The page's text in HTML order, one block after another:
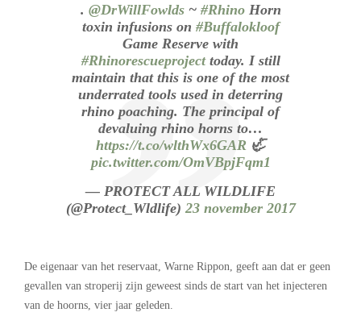
. @DrWillFowlds~ #RhinoHorn
toxin infusions on #Buffalokloof
Game Reserve with
#Rhinorescueprojecttoday. I still
maintain that this is one of the most
underrated tools used in deterring
rhino poaching. The principal of
devaluing rhino horns to…
https://t.co/wlthWx6GAR 🦏
pic.twitter.com/OmVBpjFqm1
— PROTECT ALL WILDLIFE
(@Protect_Wldlife) 23 november 2017
De eigenaar van het reservaat, Warne Rippon, geeft aan dat er geen
gevallen van stroperij zijn geweest sinds de start van het injecteren
van de hoorns, vier jaar geleden.